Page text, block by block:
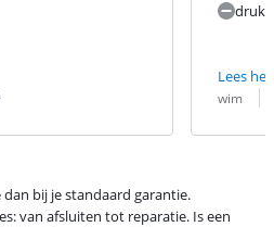
Lees
wim
Datum:
bij je standaard garantie.
van afsluiten tot reparatie. Is een